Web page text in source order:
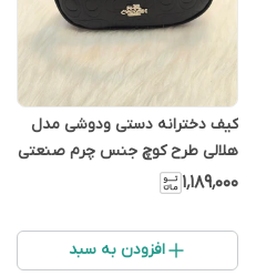
کیف دخترانه دستی ودوشی مدل
هلالی طرح کوچ جنس چرم صنعتی
با کیفیت
۱٬۱۸۹٬۰۰۰
افزودن به سبد